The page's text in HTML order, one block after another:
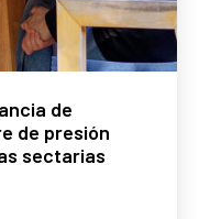
de
de presión
sectarias